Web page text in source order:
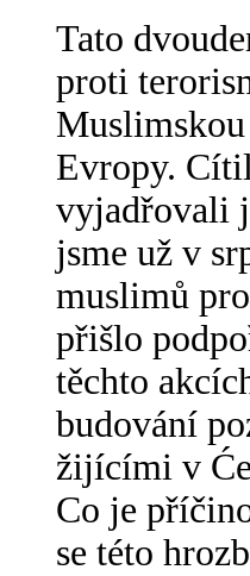
Tato
proti
Evropy.
vyjadřovali
jsme už v
muslimů
přišlo
těchto
budování
žijícími v
Co je
se této